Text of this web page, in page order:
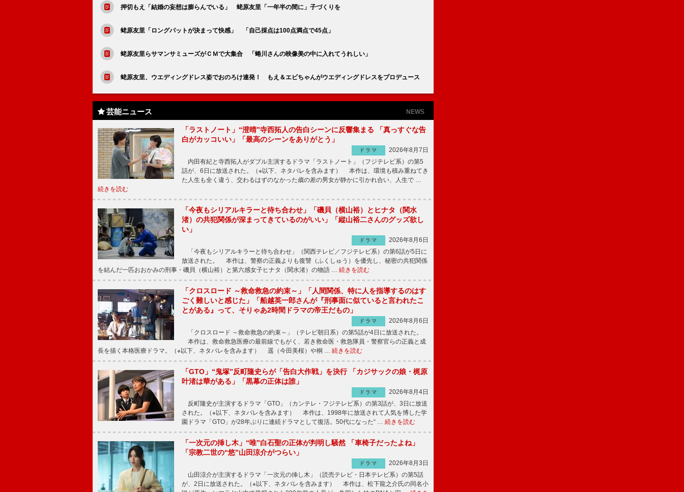
押切もえ「結婚の妄想は膨らんでいる」 蛯原友里「一年半の間に」子づくりを
蛯原友里「ロングパットが決まって快感」 「自己採点は100点満点で45点」
蛯原友里らサマンサミューズがＣＭで大集合 「蜷川さんの映像美の中に入れてうれしい」
蛯原友里、ウエディングドレス姿でおのろけ連発！ もえ＆エビちゃんがウエディングドレスをプロデュース
芸能ニュース NEWS
「ラストノート」“澄晴”寺西拓人の告白シーンに反響集まる 「真っすぐな告
白がカッコいい」「最高のシーンをありがとう」
ドラマ
2026年8月7日
内田有紀と寺西拓人がダブル主演するドラマ「ラストノート」（フジテレビ系）の第5
話が、6日に放送された。（※以下、ネタバレを含みます） 本作は、環境も積み重ねてき
た人生も全く違う、交わるはずのなかった歳の差の男女が静かに引かれ合い、人生で …
続きを読む
「今夜もシリアルキラーと待ち合わせ」「磯貝（横山裕）とヒナタ（関水
渚）の共犯関係が深まってきているのがいい」「縦山裕二さんのグッズ欲し
い」
ドラマ
2026年8月6日
「今夜もシリアルキラーと待ち合わせ」（関西テレビ／フジテレビ系）の第6話が5日に
放送された。 本作は、警察の正義よりも復讐（ふくしゅう）を優先し、秘密の共犯関係
を結んだ一匹おおかみの刑事・磯貝（横山裕）と第六感女子ヒナタ（関水渚）の物語 … 続きを読む
「クロスロード ～救命救急の約束～」「人間関係、特に人を指導するのはす
ごく難しいと感じた」「船越英一郎さんが『刑事面に似ていると言われたこ
とがある』って、そりゃあ2時間ドラマの帝王だもの」
ドラマ
2026年8月6日
「クロスロード ～救命救急の約束～」（テレビ朝日系）の第5話が4日に放送された。
本作は、救命救急医療の最前線でもがく、若き救命医・救急隊員・警察官らの正義と成
長を描く本格医療ドラマ。（※以下、ネタバレを含みます） 遥（今田美桜）や桐 … 続きを読む
「GTO」“鬼塚”反町隆史らが「告白大作戦」を決行 「カジサックの娘・梶原
叶渚は華がある」「黒幕の正体は誰」
ドラマ
2026年8月4日
反町隆史が主演するドラマ「GTO」（カンテレ・フジテレビ系）の第3話が、3日に放送
された。（※以下、ネタバレを含みます） 本作は、1998年に放送されて人気を博した学
園ドラマ「GTO」が28年ぶりに連続ドラマとして復活。50代になった“ … 続きを読む
「一次元の挿し木」“唯”白石聖の正体が判明し騒然 「車椅子だったよね」
「宗教二世の“悠”山田涼介がつらい」
ドラマ
2026年8月3日
山田涼介が主演するドラマ「一次元の挿し木」（読売テレビ・日本テレビ系）の第5話
が、2日に放送された。（※以下、ネタバレを含みます） 本作は、松下龍之介氏の同名小